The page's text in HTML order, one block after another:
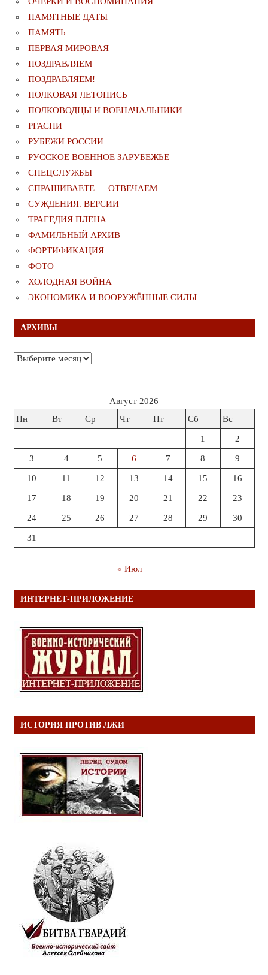
ПАМЯТНЫЕ ДАТЫ
ПАМЯТЬ
ПЕРВАЯ МИРОВАЯ
ПОЗДРАВЛЯЕМ
ПОЗДРАВЛЯЕМ!
ПОЛКОВАЯ ЛЕТОПИСЬ
ПОЛКОВОДЦЫ И ВОЕНАЧАЛЬНИКИ
РГАСПИ
РУБЕЖИ РОССИИ
РУССКОЕ ВОЕННОЕ ЗАРУБЕЖЬЕ
СПЕЦСЛУЖБЫ
СПРАШИВАЕТЕ — ОТВЕЧАЕМ
СУЖДЕНИЯ. ВЕРСИИ
ТРАГЕДИЯ ПЛЕНА
ФАМИЛЬНЫЙ АРХИВ
ФОРТИФИКАЦИЯ
ФОТО
ХОЛОДНАЯ ВОЙНА
ЭКОНОМИКА И ВООРУЖЁННЫЕ СИЛЫ
АРХИВЫ
Архивы
Август 2026
Пн
Вт Ср Чт Пт Сб Вс
1 2
3 4 5 6 7 8 9
10 11 12 13 14 15 16
17 18 19 20 21 22 23
24 25 26 27 28 29 30
31
« Июл
ИНТЕРНЕТ-ПРИЛОЖЕНИЕ
ИСТОРИЯ ПРОТИВ ЛЖИ